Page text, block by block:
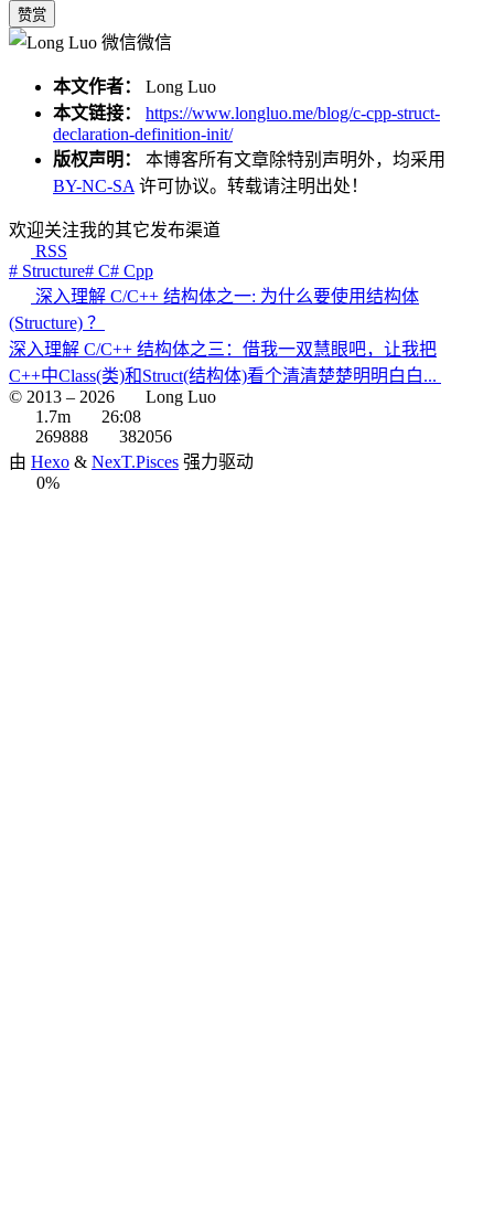
赞赏
微信
本文作者： Long Luo
本文链接：
https://www.longluo.me/blog/c-cpp-struct-
declaration-definition-init/
版权声明： 本博客所有文章除特别声明外，均采用
BY-NC-SA 许可协议。转载请注明出处！
欢迎关注我的其它发布渠道
RSS
# Structure# C# Cpp
深入理解 C/C++ 结构体之一: 为什么要使用结构体
(Structure) ？
深入理解 C/C++ 结构体之三：借我一双慧眼吧，让我把
C++中Class(类)和Struct(结构体)看个清清楚楚明明白白...
© 2013 – 2026
Long Luo
1.7m
26:08
269888
382056
由 Hexo & NexT.Pisces 强力驱动
0%